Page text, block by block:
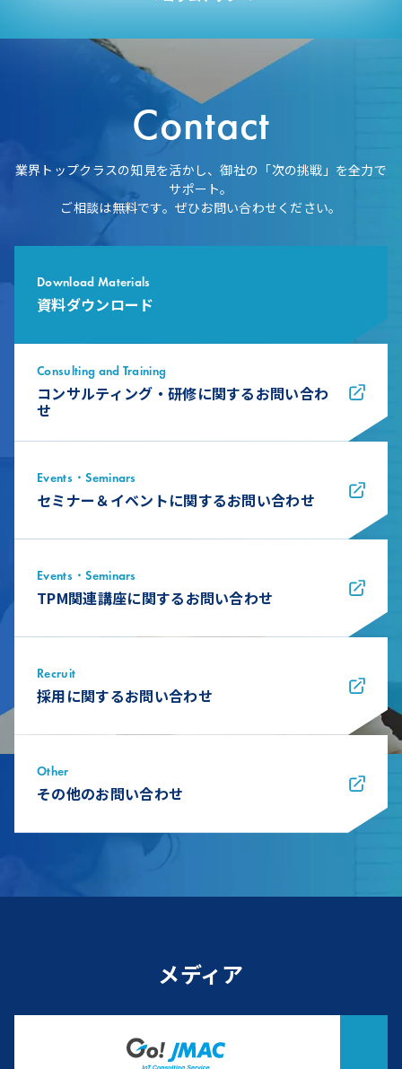
Contact
業界トップクラスの知見を活かし、御社の「次の挑戦」を全力で
サポート。
ご相談は無料です。ぜひお問い合わせください。
Download Materials
資料ダウンロード
Consulting and Training
コンサルティング・研修に関するお問い合わ
せ
Events・Seminars
セミナー＆イベントに関するお問い合わせ
Events・Seminars
TPM関連講座に関するお問い合わせ
Recruit
採用に関するお問い合わせ
Other
その他のお問い合わせ
メディア